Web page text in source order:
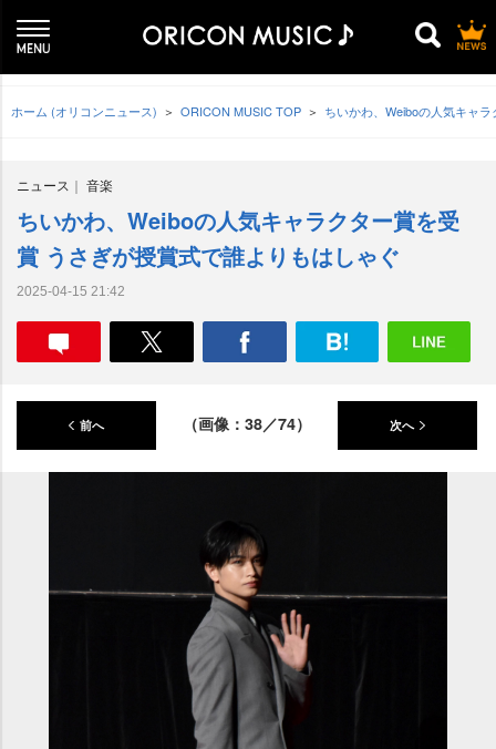
ホーム (オリコンニュース) ORICON MUSIC TOP ちいかわ、Weiboの人気キャ
ニュース 音楽
ちいかわ、Weiboの人気キャラクター賞を受
賞 うさぎが授賞式で誰よりもはしゃぐ
2025-04-15 21:42
前へ （画像：38／74） 次へ